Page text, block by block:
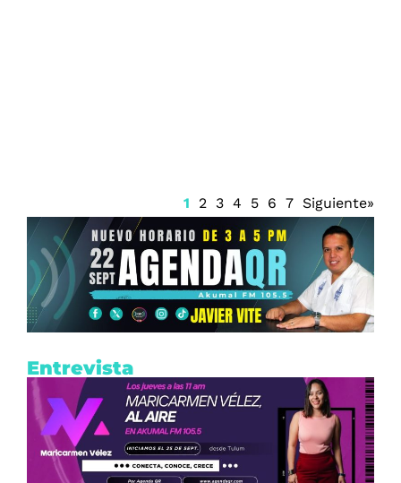
1 2 3 4 5 6 7 Siguiente»
Entrevista